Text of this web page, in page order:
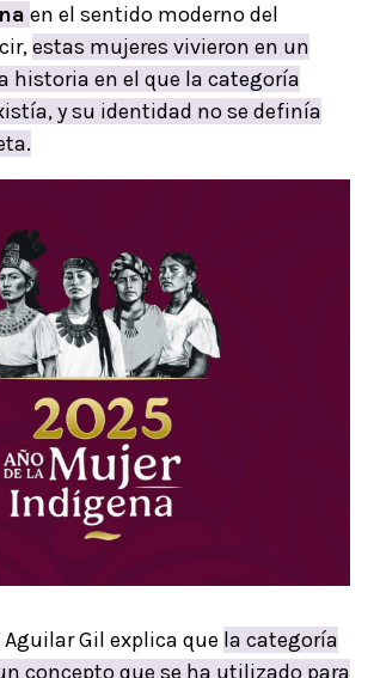
en el sentido moderno del
estas mujeres vivieron en un
historia en el que la categoría
y su identidad no se definía
Aguilar Gil explica que la categoría
concepto que se ha utilizado para